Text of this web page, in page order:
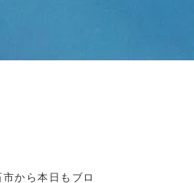
から本日もブロ